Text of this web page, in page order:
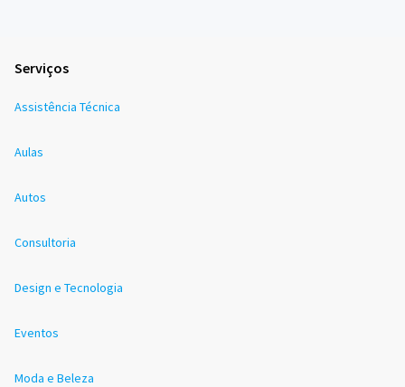
Serviços
Assistência Técnica
Aulas
Autos
Consultoria
Design e Tecnologia
Eventos
Moda e Beleza